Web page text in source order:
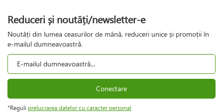
Reduceri și noutăți/newsletter-e
Noutăți din lumea ceasurilor de mână, reduceri unice și promoții în
e-mailul dumneavoastră.
Conectare
*Reguli prelucrarea datelor cu caracter personal